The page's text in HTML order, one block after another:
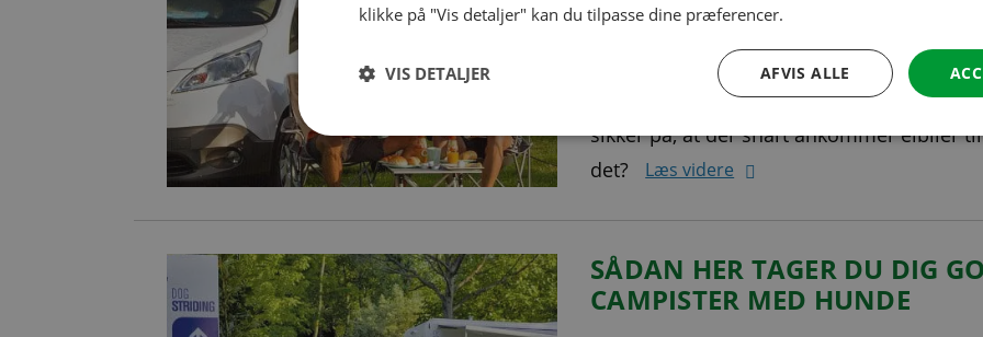
Hvis man skal tage de europæiske
måske allerede flere millioner elbiler
virkelig kommer til at gå så hurtigt, må
sikker på, at der snart ankommer elbiler
det?
Læs videre
SÅDAN HER TAGER DU DIG
CAMPISTER MED HUNDE
klikke på "Vis detaljer" kan du tilpasse dine præferencer.
AFVIS ALLE
VIS DETALJER